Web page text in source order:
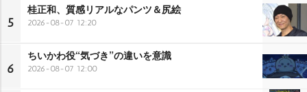
5
桂正和、質感リアルなパンツ＆尻絵
2026-08-07 12:20
6
ちいかわ役“気づき”の違いを意識
2026-08-07 12:00